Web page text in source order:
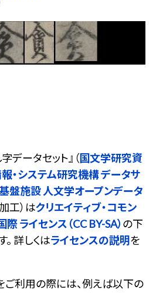
データセット 』（国文学研究資
・システム研究機構 データサ
盤施設 人文学オープンデータ
加工）はクリエイティブ・コモン
ライセンス（CC BY-SA） の下
詳しくはライセンスの説明を
ご利用の際には、例えば以下の